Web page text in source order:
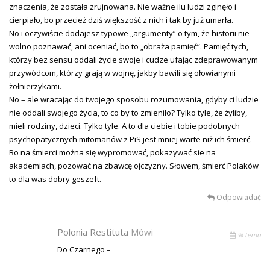
znaczenia, że została zrujnowana. Nie ważne ilu ludzi zginęło i
cierpiało, bo przecież dziś większość z nich i tak by już umarła.
No i oczywiście dodajesz typowe „argumenty” o tym, że historii nie
wolno poznawać, ani oceniać, bo to „obraża pamięć”. Pamięć tych,
którzy bez sensu oddali życie swoje i cudze ufając zdeprawowanym
przywódcom, którzy grają w wojnę, jakby bawili się ołowianymi
żołnierzykami.
No – ale wracając do twojego sposobu rozumowania, gdyby ci ludzie
nie oddali swojego życia, to co by to zmieniło? Tylko tyle, że żyliby,
mieli rodziny, dzieci. Tylko tyle. A to dla ciebie i tobie podobnych
psychopatycznych mitomanów z PiS jest mniej warte niż ich śmierć.
Bo na śmierci można się wypromować, pokazywać sie na
akademiach, pozować na zbawcę ojczyzny. Słowem, śmierć Polaków
to dla was dobry geszeft.
Odpowiadać
Polonia Restituta Mówi % temu
Do Czarnego –